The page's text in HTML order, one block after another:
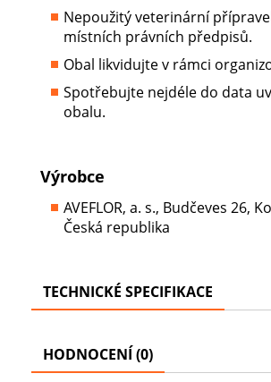
Nepoužitý veterinární
místních právních předpisů.
Obal likvidujte v rámci
Spotřebujte nejdéle do data
obalu.
Výrobce
AVEFLOR, a. s., Budčeves 26,
Česká republika
TECHNICKÉ SPECIFIKACE
HODNOCENÍ (0)